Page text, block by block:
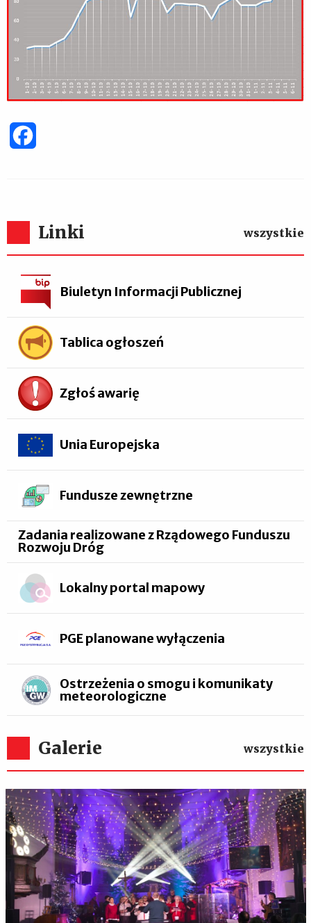
Linki wszystkie
Biuletyn Informacji Publicznej
Tablica ogłoszeń
Zgłoś awarię
Unia Europejska
Fundusze zewnętrzne
Zadania realizowane z Rządowego Funduszu
Rozwoju Dróg
Lokalny portal mapowy
PGE planowane wyłączenia
Ostrzeżenia o smogu i komunikaty
meteorologiczne
Galerie wszystkie